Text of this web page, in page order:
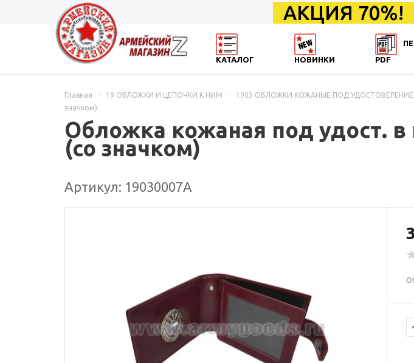
АКЦИЯ 70%!
КАТАЛОГ НОВИНКИ
PDF
Главная - 19 ОБЛОЖКИ И ЦЕПОЧКИ К НИМ - 1903 ОБЛОЖКИ КОЖАНЫЕ ПОД
значком)
Обложка кожаная под удост.
(со значком)
Артикул: 19030007А